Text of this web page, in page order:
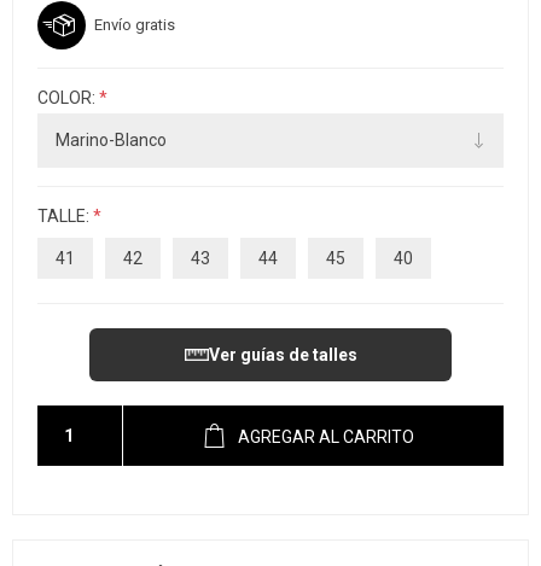
Envío gratis
COLOR: *
TALLE: *
41 42 43 44 45 40
Ver guías de talles
AGREGAR AL CARRITO